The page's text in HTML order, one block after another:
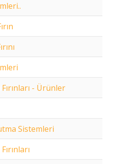
- Ürünler
Sistemleri